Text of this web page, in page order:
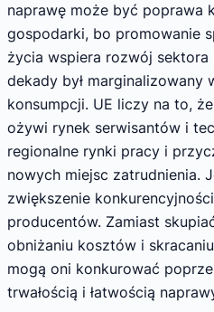
naprawę może być poprawa
gospodarki, bo promowanie
życia wspiera rozwój
dekady był marginalizowany
konsumpcji. UE liczy na to,
ożywi rynek serwisantów i
regionalne rynki pracy i
nowych miejsc zatrudnienia.
zwiększenie
producentów. Zamiast
obniżaniu kosztów i
mogą oni konkurować
trwałością i łatwością